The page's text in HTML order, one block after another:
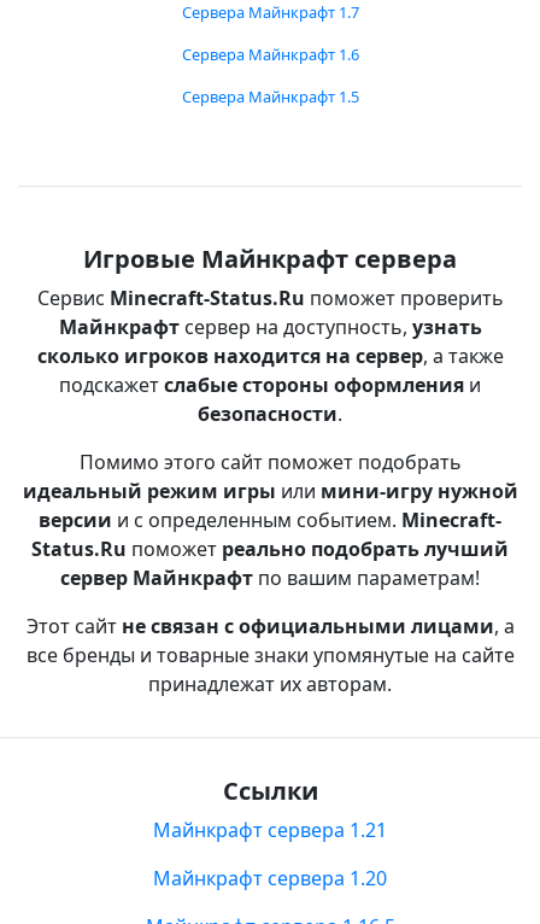
Сервера Майнкрафт 1.7
Сервера Майнкрафт 1.6
Сервера Майнкрафт 1.5
Игровые Майнкрафт сервера
Сервис Minecraft-Status.Ru поможет проверить
Майнкрафтсервер на доступность, узнать
сколько игроков находится на сервер, а также
подскажетслабые стороны оформления и
безопасности.
Помимо этого сайт поможет подобрать
идеальный режим игры или мини-игру нужной
версии и с определенным событием. Minecraft-
Status.Ru поможет реально подобрать лучший
сервер Майнкрафт по вашим параметрам!
Этот сайт не связан с официальными лицами, а
все бренды и товарные знаки упомянутые на сайте
принадлежат их авторам.
Ссылки
Майнкрафт сервера 1.21
Майнкрафт сервера 1.20